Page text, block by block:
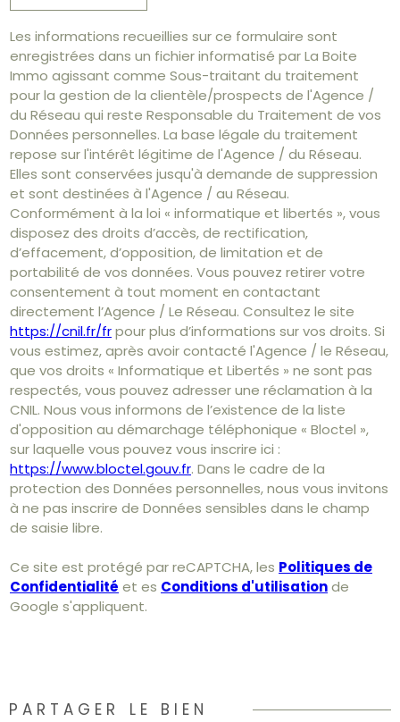
Les informations recueillies sur ce formulaire sont
enregistrées dans un fichier informatisé par La Boite
Immo agissant comme Sous-traitant du traitement
pour la gestion de la clientèle/prospects de l'Agence /
du Réseau qui reste Responsable du Traitement de vos
Données personnelles. La base légale du traitement
repose sur l'intérêt légitime de l'Agence / du Réseau.
Elles sont conservées jusqu'à demande de suppression
et sont destinées à l'Agence / au Réseau.
Conformément à la loi « informatique et libertés », vous
disposez des droits d’accès, de rectification,
d’effacement, d’opposition, de limitation et de
portabilité de vos données. Vous pouvez retirer votre
consentement à tout moment en contactant
directement l’Agence / Le Réseau. Consultez le site
https://cnil.fr/frpour plus d’informations sur vos droits. Si
vous estimez, après avoir contacté l'Agence / le Réseau,
que vos droits « Informatique et Libertés » ne sont pas
respectés, vous pouvez adresser une réclamation à la
CNIL. Nous vous informons de l’existence de la liste
d'opposition au démarchage téléphonique « Bloctel »,
sur laquelle vous pouvez vous inscrire ici :
https://www.bloctel.gouv.fr. Dans le cadre de la
protection des Données personnelles, nous vous invitons
à ne pas inscrire de Données sensibles dans le champ
de saisie libre.
Ce site est protégé par reCAPTCHA, les Politiques de
Confidentialité et es Conditions d'utilisationde
Google s'appliquent.
PARTAGER LE BIEN